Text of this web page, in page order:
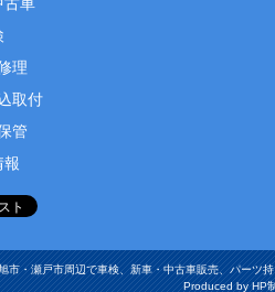
古車
理
取付
管
報
・瀬戸市周辺で車検、新車・中古車販売、パーツ
Produced by HP